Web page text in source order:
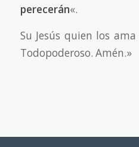
perecerán«.
Su Jesús quien los
Todopoderoso. Amén.»